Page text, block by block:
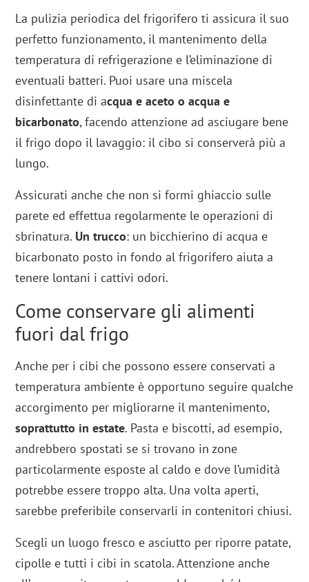
La pulizia periodica del frigorifero ti assicura il suo
perfetto funzionamento, il mantenimento della
temperatura di refrigerazione e l’eliminazione di
eventuali batteri. Puoi usare una miscela
disinfettante di acqua e aceto o acqua e
bicarbonato, facendo attenzione ad asciugare bene
il frigo dopo il lavaggio: il cibo si conserverà più a
lungo.
Assicurati anche che non si formi ghiaccio sulle
parete ed effettua regolarmente le operazioni di
sbrinatura. Un trucco: un bicchierino di acqua e
bicarbonato posto in fondo al frigorifero aiuta a
tenere lontani i cattivi odori.
Come conservare gli alimenti
fuori dal frigo
Anche per i cibi che possono essere conservati a
temperatura ambiente è opportuno seguire qualche
accorgimento per migliorarne il mantenimento,
soprattutto in estate. Pasta e biscotti, ad esempio,
andrebbero spostati se si trovano in zone
particolarmente esposte al caldo e dove l’umidità
potrebbe essere troppo alta. Una volta aperti,
sarebbe preferibile conservarli in contenitori chiusi.
Scegli un luogo fresco e asciutto per riporre patate,
cipolle e tutti i cibi in scatola. Attenzione anche